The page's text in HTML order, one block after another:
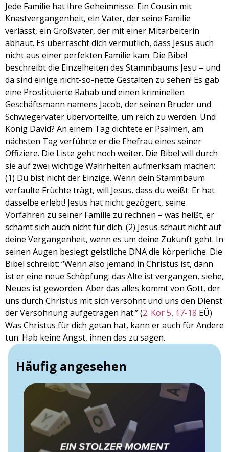
Jede Familie hat ihre Geheimnisse. Ein Cousin mit
Knastvergangenheit, ein Vater, der seine Familie
verlässt, ein Großvater, der mit einer Mitarbeiterin
abhaut. Es überrascht dich vermutlich, dass Jesus auch
nicht aus einer perfekten Familie kam. Die Bibel
beschreibt die Einzelheiten des Stammbaums Jesu – und
da sind einige nicht-so-nette Gestalten zu sehen! Es gab
eine Prostituierte Rahab und einen kriminellen
Geschäftsmann namens Jacob, der seinen Bruder und
Schwiegervater übervorteilte, um reich zu werden. Und
König David? An einem Tag dichtete er Psalmen, am
nächsten Tag verführte er die Ehefrau eines seiner
Offiziere. Die Liste geht noch weiter. Die Bibel will durch
sie auf zwei wichtige Wahrheiten aufmerksam machen:
(1) Du bist nicht der Einzige. Wenn dein Stammbaum
verfaulte Früchte trägt, will Jesus, dass du weißt: Er hat
dasselbe erlebt! Jesus hat nicht gezögert, seine
Vorfahren zu seiner Familie zu rechnen – was heißt, er
schämt sich auch nicht für dich. (2) Jesus schaut nicht auf
deine Vergangenheit, wenn es um deine Zukunft geht. In
seinen Augen besiegt geistliche DNA die körperliche. Die
Bibel schreibt: “Wenn also jemand in Christus ist, dann
ist er eine neue Schöpfung: das Alte ist vergangen, siehe,
Neues ist geworden. Aber das alles kommt von Gott, der
uns durch Christus mit sich versöhnt und uns den Dienst
der Versöhnung aufgetragen hat.” (2. Kor 5, 17-18 EÜ)
Was Christus für dich getan hat, kann er auch für Andere
tun. Hab keine Angst, ihnen das zu sagen.
Häufig angesehen